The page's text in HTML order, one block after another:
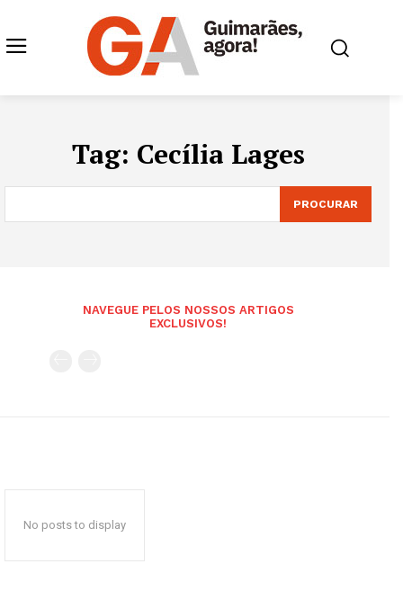
Tag: Cecília Lages
PROCURAR
NAVEGUE PELOS NOSSOS ARTIGOS
EXCLUSIVOS!
No posts to display